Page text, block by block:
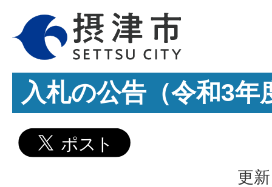
入札の公告（令和3年
更